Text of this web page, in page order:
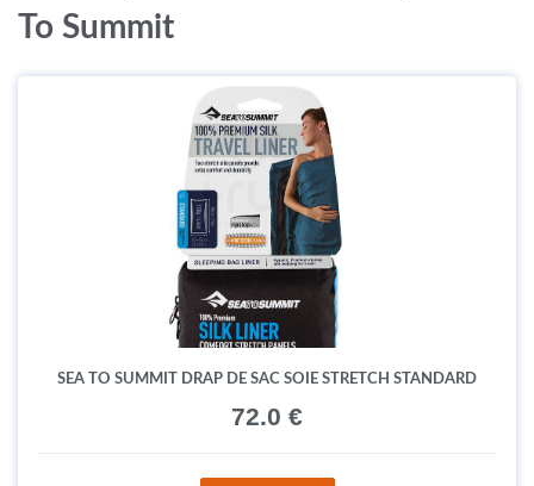
To Summit
SEA TO SUMMIT DRAP DE SAC SOIE STRETCH STANDARD
72.0 €